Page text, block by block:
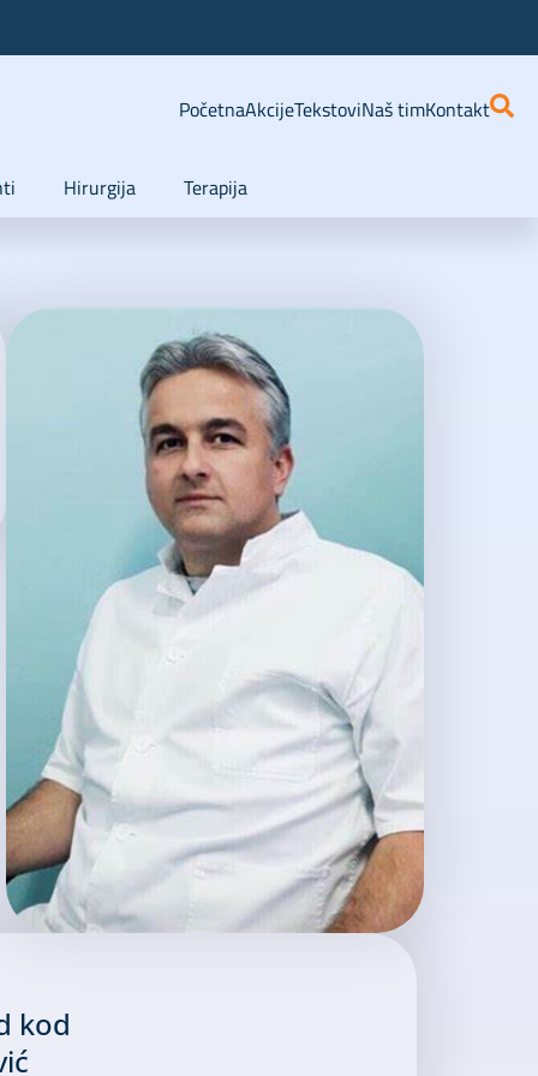
PočetnaAkcijeTekstoviNaš timKontakt
Hirurgija Terapija
kod